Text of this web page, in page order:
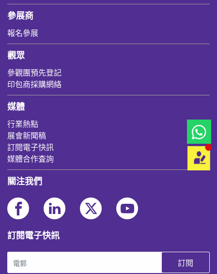
參展商
報名參展
觀眾
參觀團預先登記
印包商採購網絡
媒體
行業熱點
展會新聞稿
訂閱電子快訊
媒體合作査詢
關注我們
訂閱電子快訊
訂閱